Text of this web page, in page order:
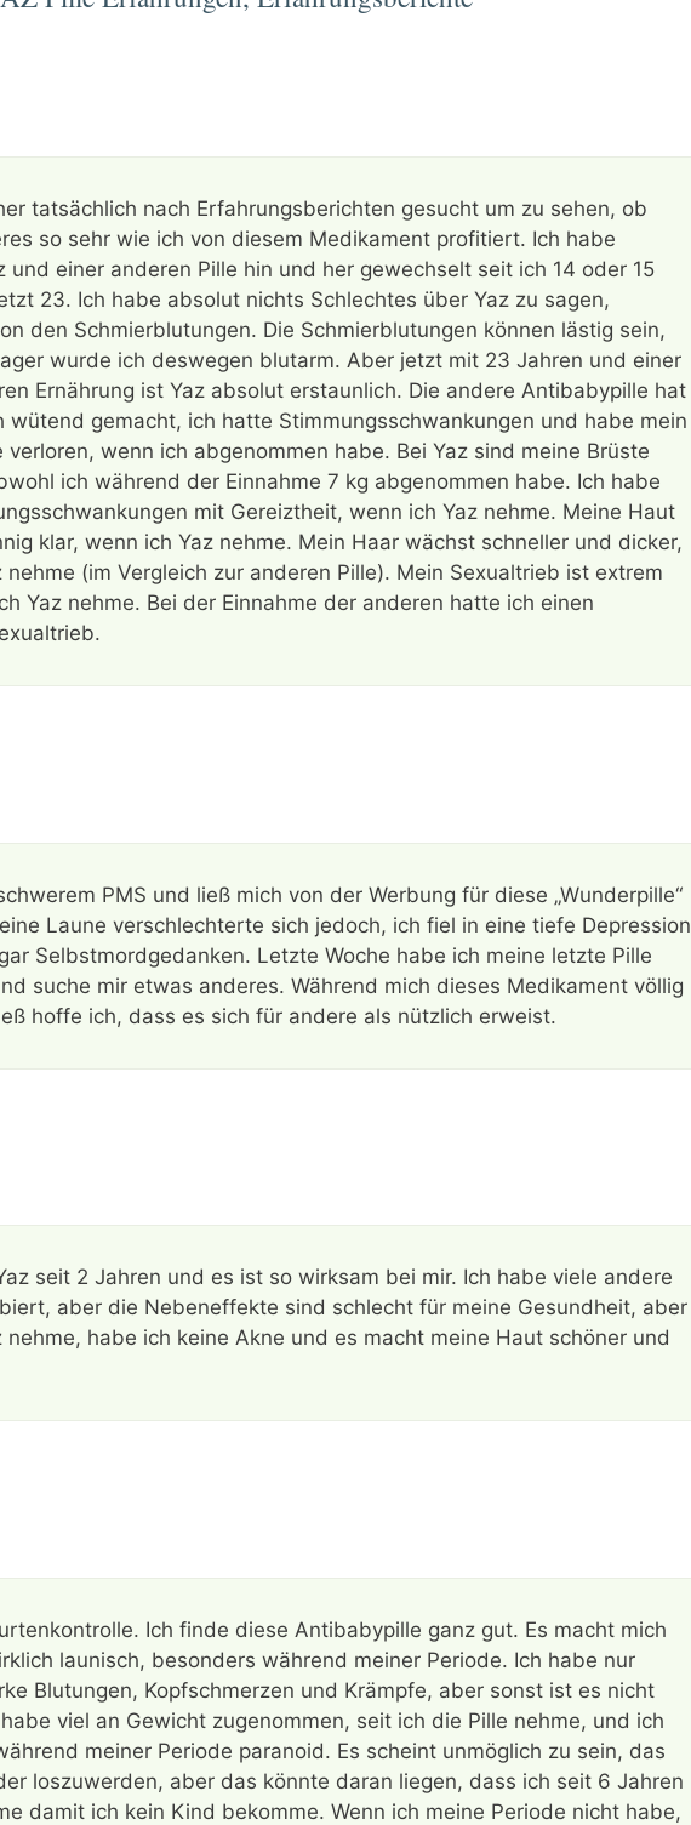
tatsächlich nach Erfahrungsberichten gesucht um zu sehen, ob
so sehr wie ich von diesem Medikament profitiert. Ich habe
und einer anderen Pille hin und her gewechselt seit ich 14 oder 15
23. Ich habe absolut nichts Schlechtes über Yaz zu sagen,
den Schmierblutungen. Die Schmierblutungen können lästig sein,
wurde ich deswegen blutarm. Aber jetzt mit 23 Jahren und einer
Ernährung ist Yaz absolut erstaunlich. Die andere Antibabypille hat
wütend gemacht, ich hatte Stimmungsschwankungen und habe mein
verloren, wenn ich abgenommen habe. Bei Yaz sind meine Brüste
ich während der Einnahme 7 kg abgenommen habe. Ich habe
mit Gereiztheit, wenn ich Yaz nehme. Meine Haut
klar, wenn ich Yaz nehme. Mein Haar wächst schneller und dicker,
nehme (im Vergleich zur anderen Pille). Mein Sexualtrieb ist extrem
Yaz nehme. Bei der Einnahme der anderen hatte ich einen
PMS und ließ mich von der Werbung für diese „Wunderpille“
Laune verschlechterte sich jedoch, ich fiel in eine tiefe Depression
Selbstmordgedanken. Letzte Woche habe ich meine letzte Pille
suche mir etwas anderes. Während mich dieses Medikament völlig
hoffe ich, dass es sich für andere als nützlich erweist.
seit 2 Jahren und es ist so wirksam bei mir. Ich habe viele andere
aber die Nebeneffekte sind schlecht für meine Gesundheit, aber
nehme, habe ich keine Akne und es macht meine Haut schöner und
Ich finde diese Antibabypille ganz gut. Es macht mich
launisch, besonders während meiner Periode. Ich habe nur
Blutungen, Kopfschmerzen und Krämpfe, aber sonst ist es nicht
viel an Gewicht zugenommen, seit ich die Pille nehme, und ich
meiner Periode paranoid. Es scheint unmöglich zu sein, das
loszuwerden, aber das könnte daran liegen, dass ich seit 6 Jahren
damit ich kein Kind bekomme. Wenn ich meine Periode nicht habe,